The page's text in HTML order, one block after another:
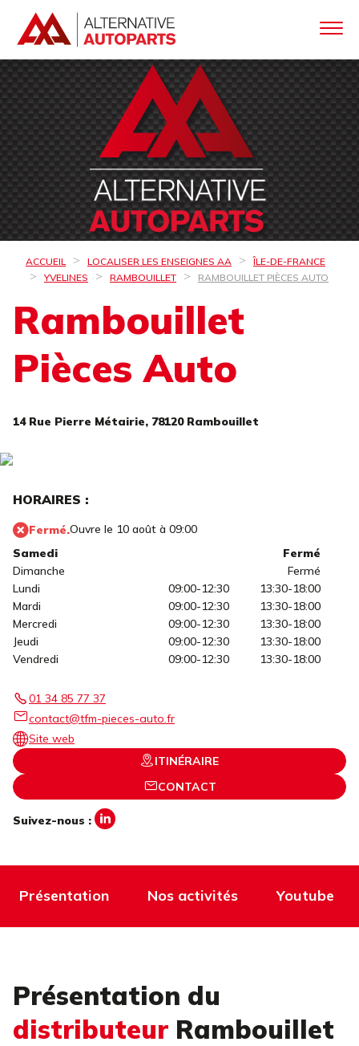
ACCUEIL LOCALISER LES ENSEIGNES AA
ÎLE-DE-FRANCE
YVELINES
RAMBOUILLET RAMBOUILLET PIÈCES AUTO
Rambouillet
Pièces Auto
14 Rue Pierre Métairie, 78120 Rambouillet
HORAIRES :
Fermé.Ouvre le 10 août à 09:00
Samedi
Fermé
Dimanche
Fermé
Lundi
09:00-12:30
13:30-18:00
Mardi
09:00-12:30
13:30-18:00
Mercredi
09:00-12:30
13:30-18:00
Jeudi
09:00-12:30
13:30-18:00
Vendredi
09:00-12:30 13:30-18:00
01 34 85 77 37
contact@tfm-pieces-auto.fr
Site web
ITINÉRAIRE
CONTACT
Suivez-nous :
Présentation Nos activités Youtube
Présentation du
distributeur Rambouillet